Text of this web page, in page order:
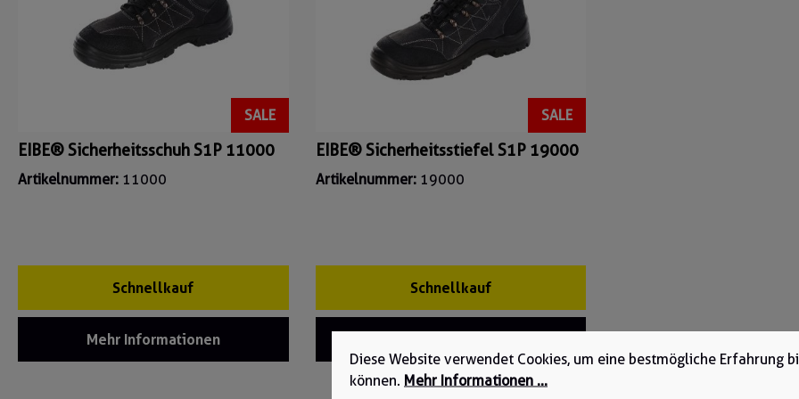
SALE
EIBE® Sicherheitsschuh S1P 11000
Artikelnummer: 11000
Schnellkauf
Mehr Informationen
SALE
EIBE® Sicherheitsstiefel S1P 19000
Artikelnummer: 19000
Schnellkauf
Diese Website verwendet Cookies, um eine bestmögliche Erfahrung
können. Mehr Informationen ...